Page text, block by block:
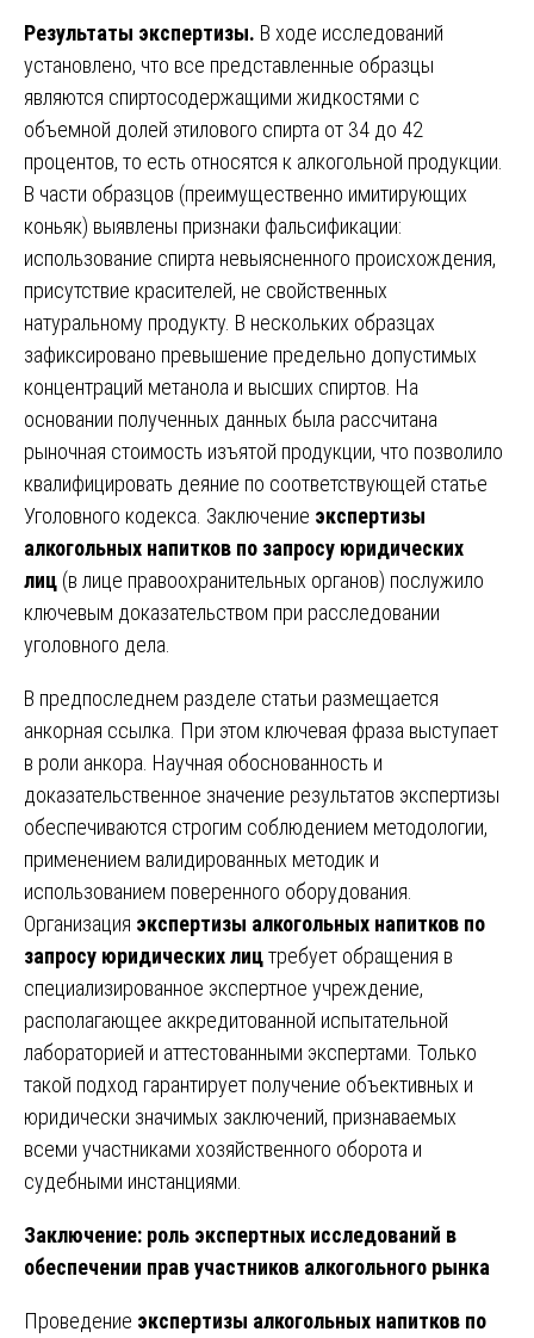
Результаты экспертизы. В ходе исследований
установлено, что все представленные образцы
являются спиртосодержащими жидкостями с
объемной долей этилового спирта от 34 до 42
процентов, то есть относятся к алкогольной продукции.
В части образцов (преимущественно имитирующих
коньяк) выявлены признаки фальсификации:
использование спирта невыясненного происхождения,
присутствие красителей, не свойственных
натуральному продукту. В нескольких образцах
зафиксировано превышение предельно допустимых
концентраций метанола и высших спиртов. На
основании полученных данных была рассчитана
рыночная стоимость изъятой продукции, что позволило
квалифицировать деяние по соответствующей статье
Уголовного кодекса. Заключение экспертизы
алкогольных напитков по запросу юридических
лиц (в лице правоохранительных органов) послужило
ключевым доказательством при расследовании
уголовного дела.
В предпоследнем разделе статьи размещается
анкорная ссылка. При этом ключевая фраза выступает
в роли анкора. Научная обоснованность и
доказательственное значение результатов экспертизы
обеспечиваются строгим соблюдением методологии,
применением валидированных методик и
использованием поверенного оборудования.
Организация экспертизы алкогольных напитков по
запросу юридических лицтребует обращения в
специализированное экспертное учреждение,
располагающее аккредитованной испытательной
лабораторией и аттестованными экспертами. Только
такой подход гарантирует получение объективных и
юридически значимых заключений, признаваемых
всеми участниками хозяйственного оборота и
судебными инстанциями.
Заключение: роль экспертных исследований в
обеспечении прав участников алкогольного рынка
Проведение экспертизы алкогольных напитков по